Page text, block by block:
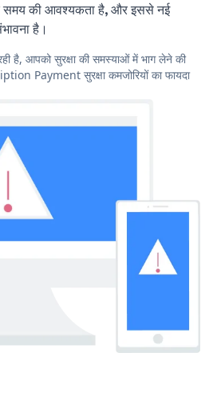
की आवश्यकता है, और इससे नई
है।
है, आपको सुरक्षा की समस्याओं में भाग लेने की
Payment सुरक्षा कमजोरियों का फायदा